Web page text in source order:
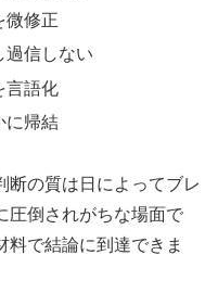
微修正
過信しない
言語化
に帰結
断の質は日によってブレ
圧倒されがちな場面で
料で結論に到達できま